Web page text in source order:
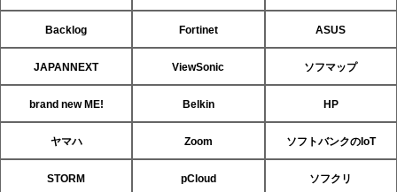
Backlog Fortinet ASUS
JAPANNEXT ViewSonic ソフマップ
brand new ME! Belkin HP
ヤマハ Zoom ソフトバンクのIoT
STORM pCloud ソフクリ